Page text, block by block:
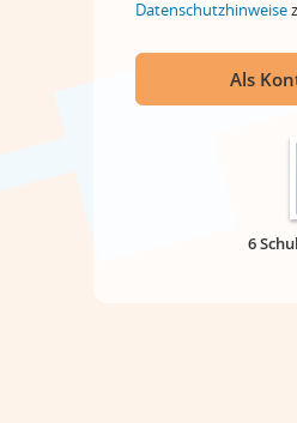
Datenschutzhinweise
Als
6